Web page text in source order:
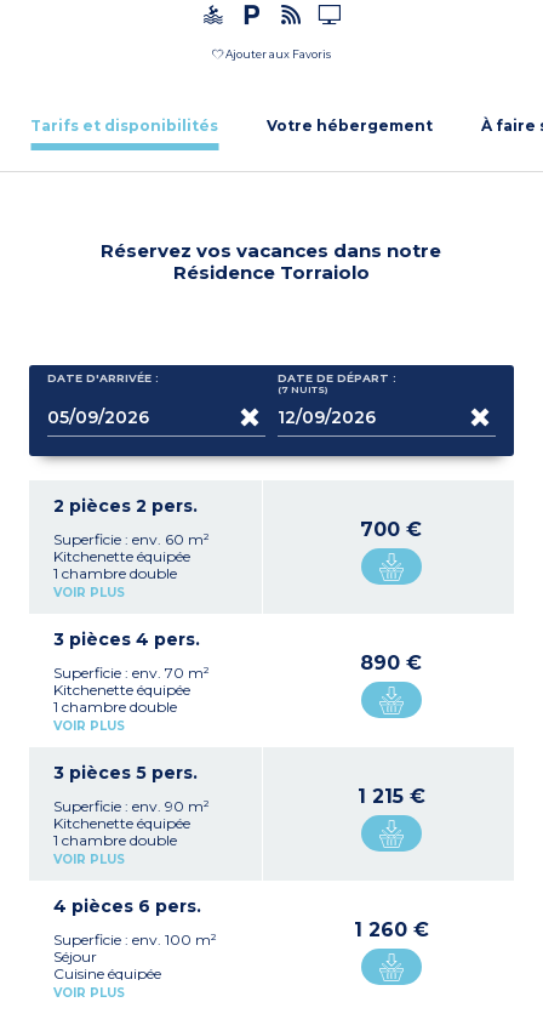
Ajouter aux Favoris
Tarifs et disponibilités Votre hébergement À faire
Réservez vos vacances dans notre
Résidence Torraiolo
DATE D'ARRIVÉE : DATE DE DÉPART :
(7 NUITS)
2 pièces 2 pers.
Superficie : env. 60 m²
Kitchenette équipée
1 chambre double
1 salle d’eau , WC
VOIR PLUS
700 €
3 pièces 4 pers.
Superficie : env. 70 m²
Kitchenette équipée
1 chambre double
1 chambre twin (2 lits
salle d’eau, WC
VOIR PLUS
890 €
3 pièces 5 pers.
Superficie : env. 90 m²
Kitchenette équipée
1 chambre double
1 chambre twin (2 lits
chambres
VOIR PLUS
1 215 €
4 pièces 6 pers.
Superficie : env. 100 m²
Séjour
Cuisine équipée
1 chambre double
VOIR PLUS
1 260 €